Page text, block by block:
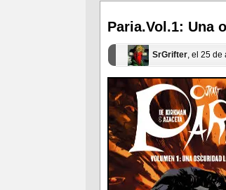
ventana
nueva)
ventana
nueva)
Paria.Vol.1: Una
SrGrifter, el 25 de